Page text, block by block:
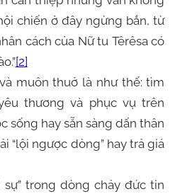
chiến ở đây ngừng bắn, từ
cách của Nữ tu Têrêsa có
[2]
muôn thuở là như thế: tìm
thương và phục vụ trên
sống hay sẵn sàng dấn thân
“lội ngược dòng” hay trả giá
sự” trong dòng chảy đức tin